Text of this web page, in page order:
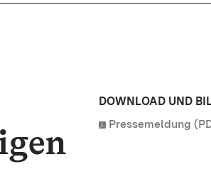
DOWNLOAD UND
Pressemeldung